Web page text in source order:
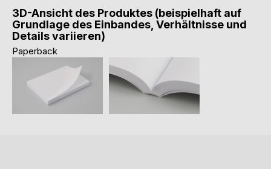
3D-Ansicht des Produktes (beispielhaft auf
Grundlage des Einbandes, Verhältnisse und
Details variieren)
Paperback